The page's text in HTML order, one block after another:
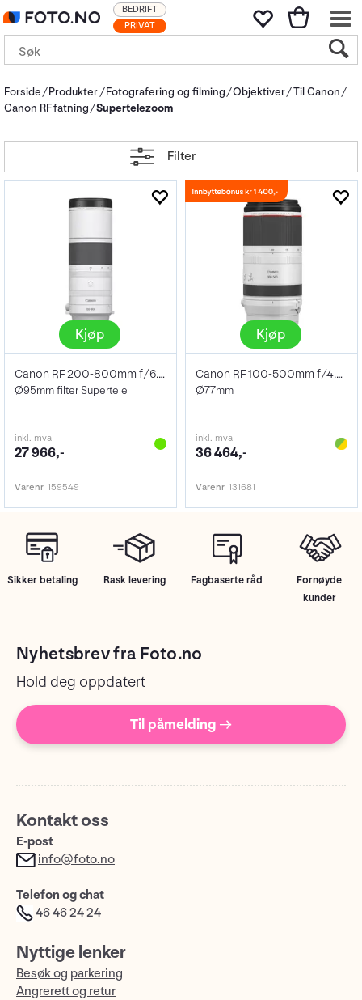
PRIVAT
BEDRIFT
Forside Produkter Fotografering og filming Objektiver Til Canon
Canon RF fatning
Supertelezoom
Filter
Kjøp
Canon RF 200-800mm f/6.3-9 IS USM
Ø95mm filter Supertele
inkl. mva
27 966,-
Varenr 159549
Kjøp
Canon RF 100-500mm f/4.5-7.1 L IS USM
Ø77mm
inkl. mva
36 464,-
Varenr 131681
Sikker betaling Rask levering Fagbaserte råd
Fornøyde
kunder
Nyhetsbrev fra Foto.no
Hold deg oppdatert
Til påmelding →
Kontakt oss
E-post
info@foto.no
Telefon og chat
46 46 24 24
Nyttige lenker
Besøk og parkering
Angrerett og retur